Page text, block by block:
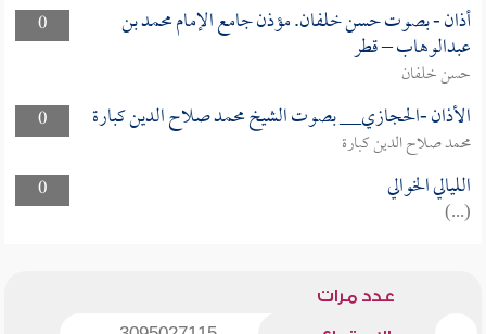
0
أذان - بصوت حسن خلفان. مؤذن جامع الإمام محمد بن
عبدالوهاب – قطر
حسن خلفان
0
الأذان -الحجازي__ بصوت الشيخ محمد صلاح الدين كبارة
محمد صلاح الدين كبارة
0
الليالي الخوالي
(...)
عدد مرات